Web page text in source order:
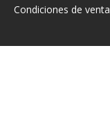
Condiciones de venta